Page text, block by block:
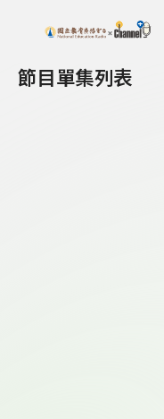
上方功能區塊
搜尋關鍵字：可輸入
節目單集列表